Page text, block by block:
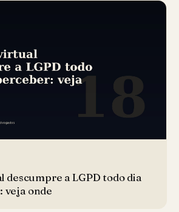
descumpre a LGPD todo dia
veja onde